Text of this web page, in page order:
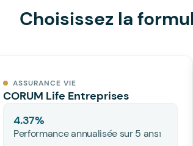
Choisissez la
ASSURANCE VIE
CORUM Life Entreprises
4.37%
Performance annualisée sur 5 ans